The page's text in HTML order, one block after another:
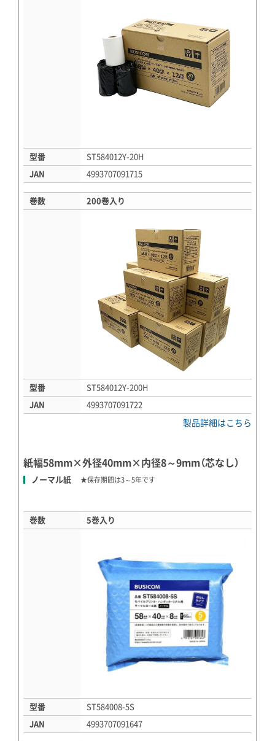
型番 ST584012Y-20H
JAN 4993707091715
巻数 200巻入り
型番 ST584012Y-200H
JAN 4993707091722
製品詳細はこちら
紙幅58mm×外径40mm×内径8～9mm（芯なし）
ノーマル紙 ★保存期間は3～5年です
巻数 5巻入り
型番 ST584008-5S
JAN 4993707091647